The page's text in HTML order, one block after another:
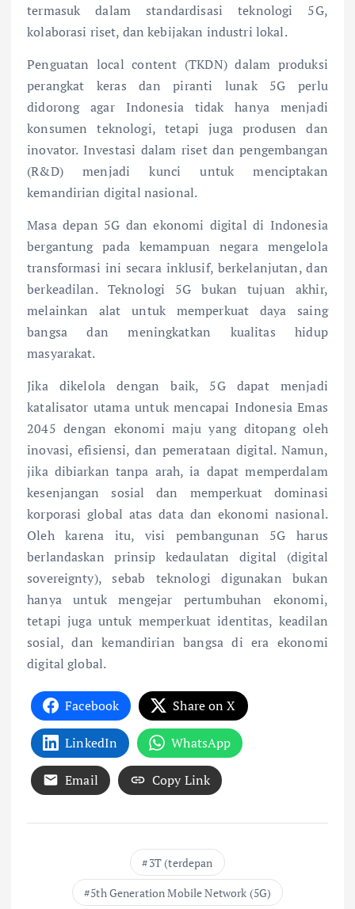
termasuk dalam standardisasi teknologi 5G,
kolaborasi riset, dan kebijakan industri lokal.
Penguatan local content (TKDN) dalam produksi
perangkat keras dan piranti lunak 5G perlu
didorong agar Indonesia tidak hanya menjadi
konsumen teknologi, tetapi juga produsen dan
inovator. Investasi dalam riset dan pengembangan
(R&D) menjadi kunci untuk menciptakan
kemandirian digital nasional.
Masa depan 5G dan ekonomi digital di Indonesia
bergantung pada kemampuan negara mengelola
transformasi ini secara inklusif, berkelanjutan, dan
berkeadilan. Teknologi 5G bukan tujuan akhir,
melainkan alat untuk memperkuat daya saing
bangsa dan meningkatkan kualitas hidup
masyarakat.
Jika dikelola dengan baik, 5G dapat menjadi
katalisator utama untuk mencapai Indonesia Emas
2045 dengan ekonomi maju yang ditopang oleh
inovasi, efisiensi, dan pemerataan digital. Namun,
jika dibiarkan tanpa arah, ia dapat memperdalam
kesenjangan sosial dan memperkuat dominasi
korporasi global atas data dan ekonomi nasional.
Oleh karena itu, visi pembangunan 5G harus
berlandaskan prinsip kedaulatan digital (digital
sovereignty), sebab teknologi digunakan bukan
hanya untuk mengejar pertumbuhan ekonomi,
tetapi juga untuk memperkuat identitas, keadilan
sosial, dan kemandirian bangsa di era ekonomi
digital global.
Facebook Share on X
LinkedIn WhatsApp
Email Copy Link
3T (terdepan
5th Generation Mobile Network (5G)